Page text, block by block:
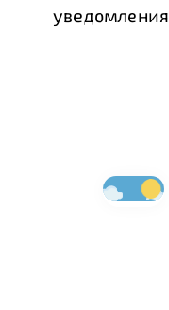
уведомления